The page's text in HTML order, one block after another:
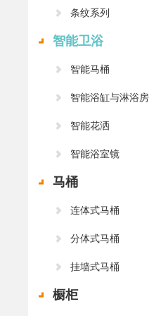
条纹系列
智能卫浴
智能马桶
智能浴缸与淋浴房
智能花洒
智能浴室镜
马桶
连体式马桶
分体式马桶
‌挂墙式马桶‌
橱柜